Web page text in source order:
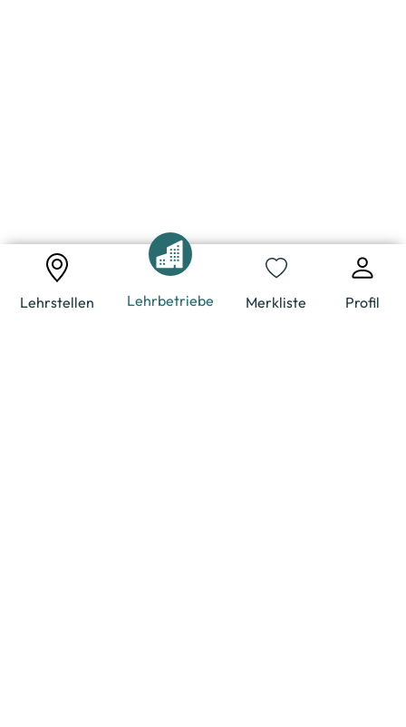
Lehrstellen Lehrbetriebe Merkliste Profil